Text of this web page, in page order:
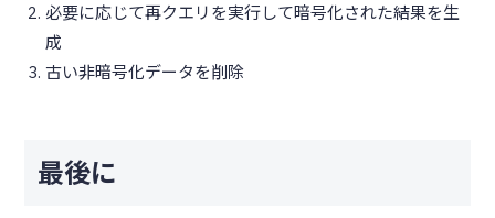
必要に応じて再クエリを実行して暗号化された結果を生
成
古い非暗号化データを削除
最後に